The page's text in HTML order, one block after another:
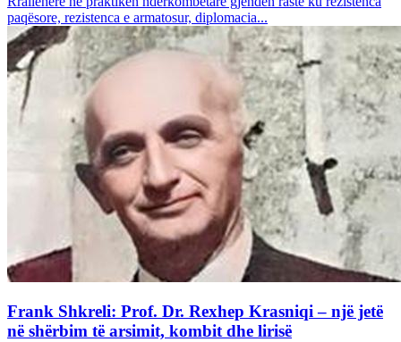
paqësore, rezistenca e armatosur, diplomacia...
Frank Shkreli: Prof. Dr. Rexhep Krasniqi – një jetë
në shërbim të arsimit, kombit dhe lirisë